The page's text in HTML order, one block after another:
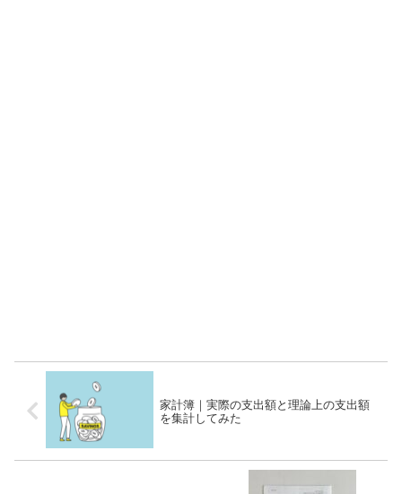
家計簿｜実際の支出額と理論上の支出額
を集計してみた